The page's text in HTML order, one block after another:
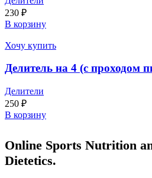
230 ₽
В корзину
Хочу купить
Делитель на 4 (с проходом
Делители
250 ₽
В корзину
Online Sports Nutrition
Dietetics.